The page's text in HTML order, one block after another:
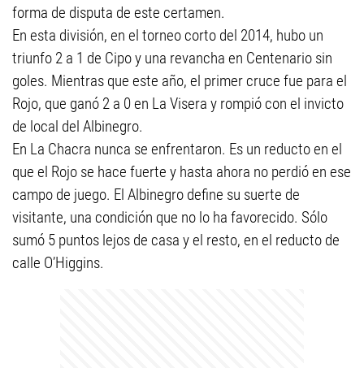
forma de disputa de este certamen.
En esta división, en el torneo corto del 2014, hubo un
triunfo 2 a 1 de Cipo y una revancha en Centenario sin
goles. Mientras que este año, el primer cruce fue para el
Rojo, que ganó 2 a 0 en La Visera y rompió con el invicto
de local del Albinegro.
En La Chacra nunca se enfrentaron. Es un reducto en el
que el Rojo se hace fuerte y hasta ahora no perdió en ese
campo de juego. El Albinegro define su suerte de
visitante, una condición que no lo ha favorecido. Sólo
sumó 5 puntos lejos de casa y el resto, en el reducto de
calle O’Higgins.